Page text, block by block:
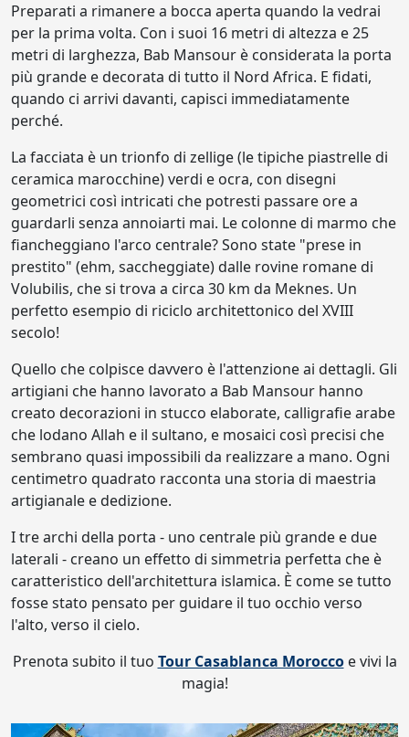
Preparati a rimanere a bocca aperta quando la vedrai
per la prima volta. Con i suoi 16 metri di altezza e 25
metri di larghezza, Bab Mansour è considerata la porta
più grande e decorata di tutto il Nord Africa. E fidati,
quando ci arrivi davanti, capisci immediatamente
perché.
La facciata è un trionfo di zellige (le tipiche piastrelle di
ceramica marocchine) verdi e ocra, con disegni
geometrici così intricati che potresti passare ore a
guardarli senza annoiarti mai. Le colonne di marmo che
fiancheggiano l'arco centrale? Sono state "prese in
prestito" (ehm, saccheggiate) dalle rovine romane di
Volubilis, che si trova a circa 30 km da Meknes. Un
perfetto esempio di riciclo architettonico del XVIII
secolo!
Quello che colpisce davvero è l'attenzione ai dettagli. Gli
artigiani che hanno lavorato a Bab Mansour hanno
creato decorazioni in stucco elaborate, calligrafie arabe
che lodano Allah e il sultano, e mosaici così precisi che
sembrano quasi impossibili da realizzare a mano. Ogni
centimetro quadrato racconta una storia di maestria
artigianale e dedizione.
I tre archi della porta - uno centrale più grande e due
laterali - creano un effetto di simmetria perfetta che è
caratteristico dell'architettura islamica. È come se tutto
fosse stato pensato per guidare il tuo occhio verso
l'alto, verso il cielo.
Prenota subito il tuo Tour Casablanca Moroccoe vivi la
magia!